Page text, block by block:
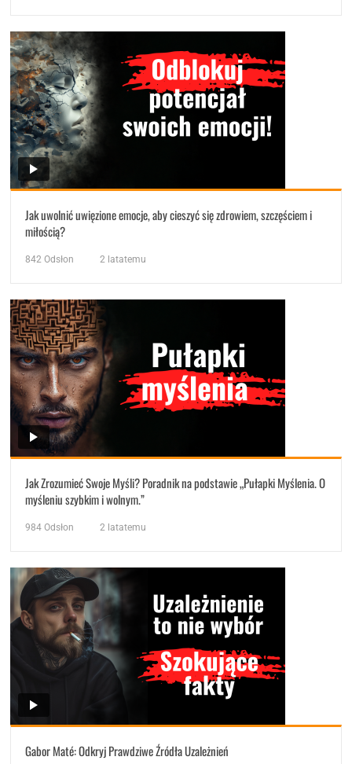
Jak uwolnić uwięzione emocje, aby cieszyć się zdrowiem, szczęściem i
miłością?
842 Odsłon 2 latatemu
Jak Zrozumieć Swoje Myśli? Poradnik na podstawie „Pułapki Myślenia. O
myśleniu szybkim i wolnym.”
984 Odsłon 2 latatemu
Gabor Maté: Odkryj Prawdziwe Źródła Uzależnień